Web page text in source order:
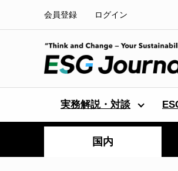
会員登録 ログイン
実務解説・対談
国内